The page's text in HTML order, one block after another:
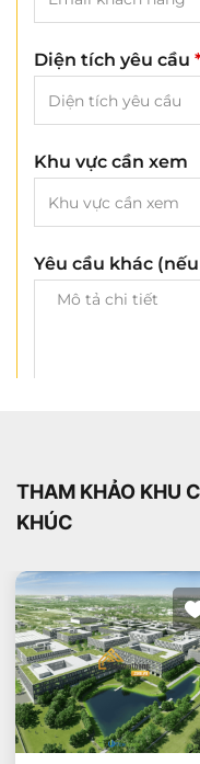
Diện tích yêu cầu
Khu vực cần xem
Yêu cầu khác
THAM KHẢO KHU
KHÚC